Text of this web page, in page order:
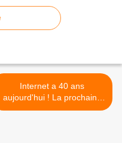
Internet a 40 ans
aujourd'hui ! La prochaine
étape : le faire entrer dans